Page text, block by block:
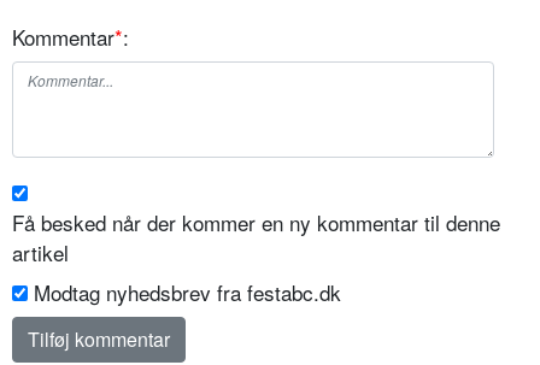
Kommentar*:
Få besked når der kommer en ny kommentar til denne
artikel
Modtag nyhedsbrev fra festabc.dk